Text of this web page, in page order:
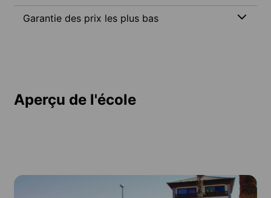
Garantie des prix les plus bas
Aperçu de l'école